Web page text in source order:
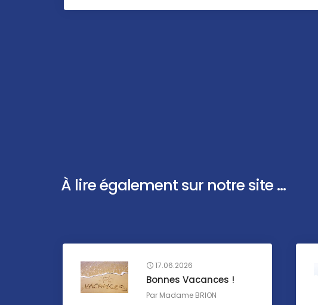
À lire également sur notre site ...
17.06.2026
Bonnes Vacances !
Par Madame BRION